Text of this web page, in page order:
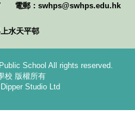
電郵：swhps@swhps.edu.hk
水天平邨
School All rights reserved.
校 版權所有
Studio Ltd